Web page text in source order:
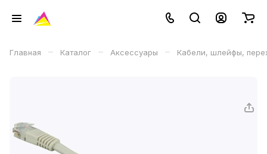
Главная – Каталог – Аксессуары – Кабели, шлейфы,